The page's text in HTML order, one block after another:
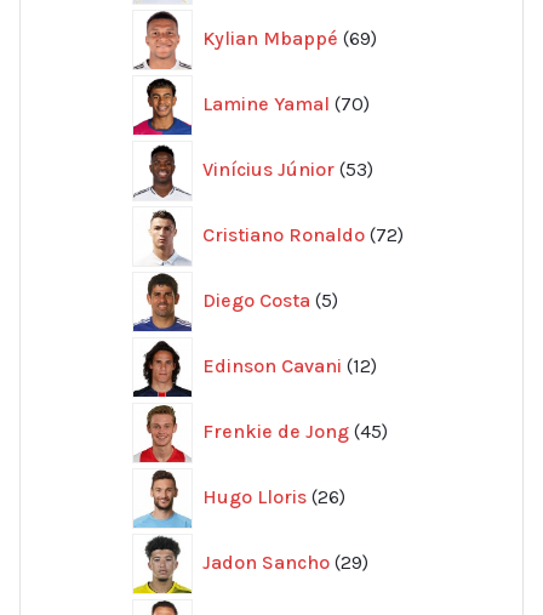
Kylian Mbappé 69
produkter
Lamine Yamal 70
produkter
Vinícius Júnior 53
produkter
Cristiano Ronaldo 72
produkter
Diego Costa 5
produkter
Edinson Cavani 12
produkter
Frenkie de Jong 45
produkter
Hugo Lloris 26
produkter
Jadon Sancho 29
produkter